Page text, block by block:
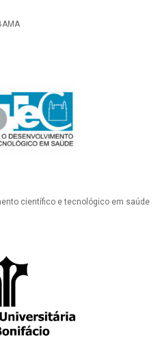
científico e tecnológico em saúde